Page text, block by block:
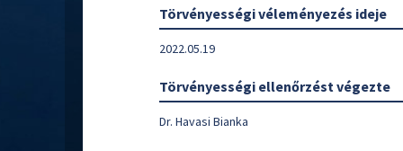
Törvényességi véleményezés ideje
2022.05.19
Törvényességi ellenőrzést végezte
Dr. Havasi Bianka